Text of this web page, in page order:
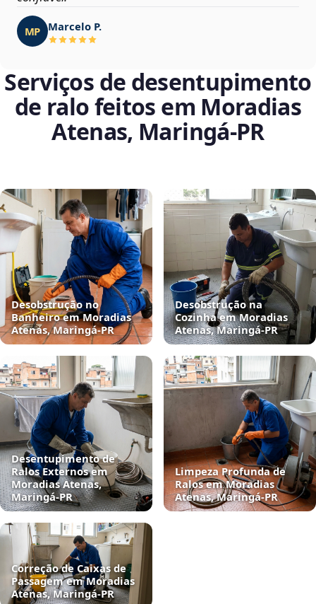
MP Marcelo P.
Serviços de desentupimento
de ralo feitos em Moradias
Atenas, Maringá‑PR
Desobstrução no
Banheiro em Moradias
Atenas, Maringá‑PR
Desobstrução na
Cozinha em Moradias
Atenas, Maringá‑PR
Desentupimento de
Ralos Externos em
Moradias Atenas,
Maringá‑PR
Limpeza Profunda de
Ralos em Moradias
Atenas, Maringá‑PR
Correção de Caixas de
Passagem em Moradias
Atenas, Maringá‑PR